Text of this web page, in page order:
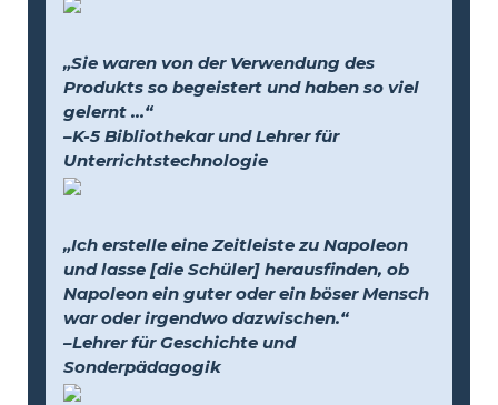
„Sie waren von der Verwendung des
Produkts so begeistert und haben so viel
gelernt …“
–K-5 Bibliothekar und Lehrer für
Unterrichtstechnologie
„Ich erstelle eine Zeitleiste zu Napoleon
und lasse [die Schüler] herausfinden, ob
Napoleon ein guter oder ein böser Mensch
war oder irgendwo dazwischen.“
–Lehrer für Geschichte und
Sonderpädagogik